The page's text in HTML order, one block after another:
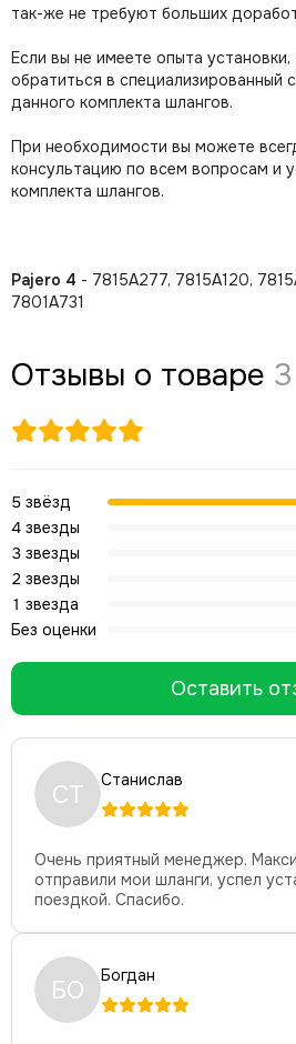
так-же не требуют больших
Если вы не имеете опыта
обратиться в специализированный
данного комплекта шлангов.
При необходимости вы можете
консультацию по всем вопросам и
комплекта шлангов.
Pajero 4 - 7815А277, 7815А120,
7801А731
Отзывы о товаре 3
СТ Станислав
Очень приятный менеджер.
отправили мои шланги, успел
поездкой. Спасибо.
БО Богдан
5 звёзд
4 звезды
3 звезды
2 звезды
1 звезда
Без оценки
Оставить